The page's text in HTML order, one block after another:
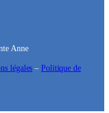
Anne
légales –Politique de